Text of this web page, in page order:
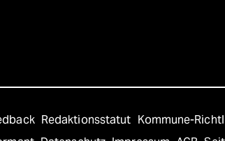
Redaktionsstatut Kommune-